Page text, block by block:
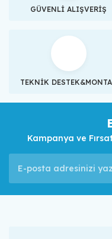
GÜVENLİ ALIŞVERİŞ
TEKNİK
Kampanya ve